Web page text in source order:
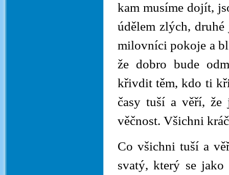
kam musíme dojít,
údělem zlých,
milovníci pokoje a
že dobro bude
křivdit těm, kdo ti
časy tuší a věří, že
věčnost. Všichni
Co všichni tuší a
svatý, který se